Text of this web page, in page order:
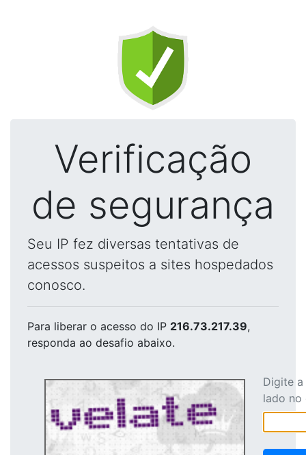
Verificação
de segurança
Seu IP fez diversas tentativas de
acessos suspeitos a sites hospedados
conosco.
Para liberar o acesso do IP 216.73.217.39,
responda ao desafio abaixo.
Digite
lado no